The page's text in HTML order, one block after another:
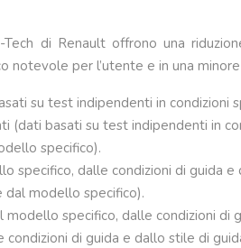
di Renault offrono una
per l’utente e in una
su test indipendenti in condizioni
(dati basati su test indipendenti in
specifico).
specifico, dalle condizioni di guida
dal modello specifico).
specifico, dalle condizioni di
di guida e dallo stile di